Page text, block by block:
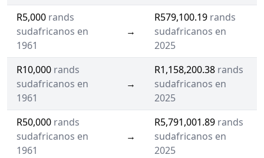
R5,000 rands
sudafricanos en
1961
→
R579,100.19 rands
sudafricanos en
2025
R10,000 rands
sudafricanos en
1961
→
R1,158,200.38 rands
sudafricanos en
2025
R50,000 rands
sudafricanos en
1961
→
R5,791,001.89 rands
sudafricanos en
2025